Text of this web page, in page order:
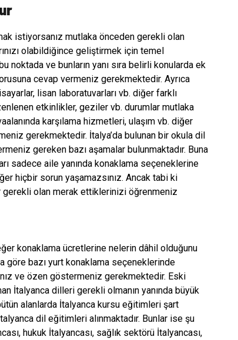
istiyorsanız mutlaka önceden gerekli olan
olabildiğince geliştirmek için temel
noktada ve bunların yanı sıra belirli konularda ek
cevap vermeniz gerekmektedir. Ayrıca
lisan laboratuvarları vb. diğer farklı
etkinlikler, geziler vb. durumlar mutlaka
karşılama hizmetleri, ulaşım vb. diğer
gerekmektedir. İtalya’da bulunan bir okula dil
gereken bazı aşamalar bulunmaktadır. Buna
sadece aile yanında konaklama seçeneklerine
hiçbir sorun yaşamazsınız. Ancak tabi ki
gerekli olan merak ettiklerinizi öğrenmeniz
konaklama ücretlerine nelerin dâhil olduğunu
göre bazı yurt konaklama seçeneklerinde
ve özen göstermeniz gerekmektedir. Eski
İtalyanca dilleri gerekli olmanın yanında büyük
alanlarda İtalyanca kursu eğitimleri şart
dil eğitimleri alınmaktadır. Bunlar ise şu
hukuk İtalyancası, sağlık sektörü İtalyancası,